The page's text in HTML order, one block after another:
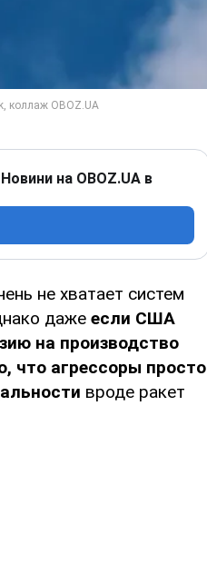
на OBOZ.UA в
не хватает систем
даже если США
на производство
что агрессоры просто
вроде ракет